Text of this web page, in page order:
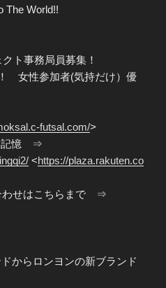
The World!!
ト事務局員募集！
女性参加者(気持だけ）優
futsal.com/>
記憶 ⇒
<https://plaza.rakuten.co
わせはこちらまで ⇒
からロンヨンの新ブランド